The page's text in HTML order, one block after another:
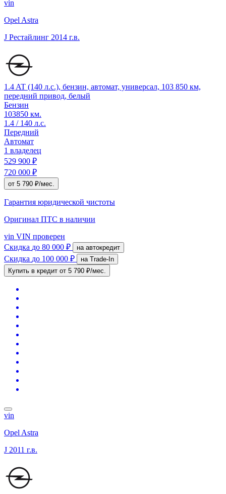
vin
Opel Astra
J Рестайлинг 2014 г.в.
1.4 AT (140 л.с.), бензин, автомат, универсал, 103 850 км,
передний привод, белый
Бензин
103850 км.
1.4 / 140 л.с.
Передний
Автомат
1 владелец
529 900 ₽
720 000 ₽
от 5 790 ₽/мес.
Гарантия юридической чистоты
Оригинал ПТС в наличии
vin VIN проверен
Скидка до 80 000 ₽ на автокредит
Скидка до 100 000 ₽
на Trade-In
Купить в кредит от 5 790 ₽/мес.
vin
Opel Astra
J 2011 г.в.